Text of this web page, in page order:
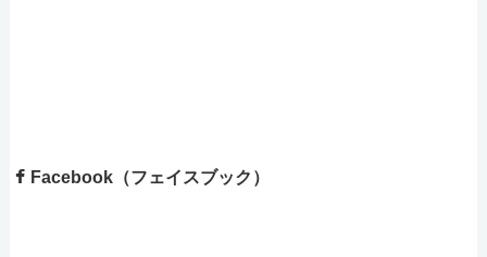
Facebook（フェイスブック）